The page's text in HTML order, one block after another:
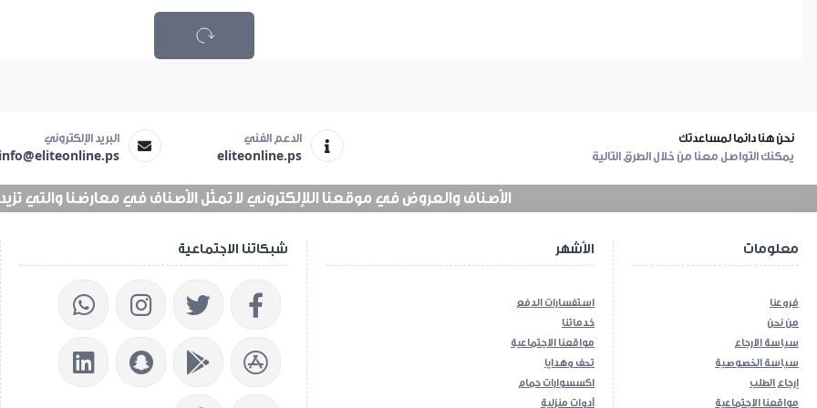
نحن هنا دائما لمساعدتك
يمكنك التواصل معنا من خلال الطرق التالية
الدعم الفني
eliteonline.ps
البريد الإلكتروني
الأصناف والعروض في موقعنا اللإلكتروني لا تمثل الأصناف في معارضنا والتي تزيد عن 25 الف
شبكاتنا الاجتماعية الأشهر
استفسارات الدفع
خدماتنا
مواقعنا الاجتماعية
تحف وهدايا
اكسسوارات حمام
أدوات منزلية
معلومات
فروعنا
من نحن
سياسة الارجاع
سياسة الخصوصية
إرجاع الطلب
مواقعنا الاجتماعية